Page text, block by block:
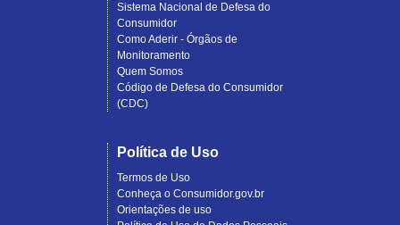
Sistema Nacional de Defesa do
Consumidor
Como Aderir - Órgãos de
Monitoramento
Quem Somos
Código de Defesa do Consumidor
(CDC)
Política de Uso
Termos de Uso
Conheça o Consumidor.gov.br
Orientações de uso